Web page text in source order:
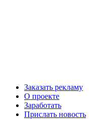
Заказать рекламу
О проекте
Заработать
Прислать новость